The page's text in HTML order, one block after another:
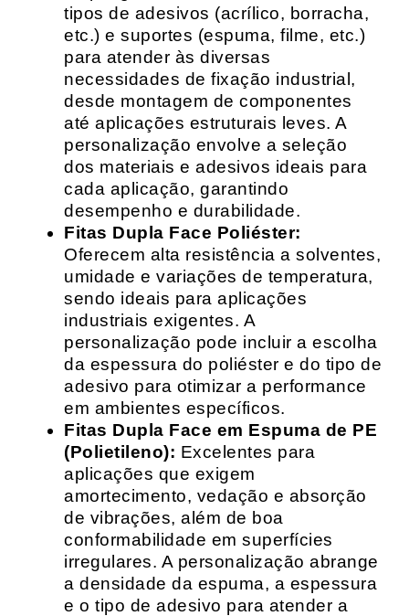
tipos de adesivos (acrílico, borracha,
etc.) e suportes (espuma, filme, etc.)
para atender às diversas
necessidades de fixação industrial,
desde montagem de componentes
até aplicações estruturais leves. A
personalização envolve a seleção
dos materiais e adesivos ideais para
cada aplicação, garantindo
desempenho e durabilidade.
Fitas Dupla Face Poliéster:
Oferecem alta resistência a solventes,
umidade e variações de temperatura,
sendo ideais para aplicações
industriais exigentes. A
personalização pode incluir a escolha
da espessura do poliéster e do tipo de
adesivo para otimizar a performance
em ambientes específicos.
Fitas Dupla Face em Espuma de PE
(Polietileno): Excelentes para
aplicações que exigem
amortecimento, vedação e absorção
de vibrações, além de boa
conformabilidade em superfícies
irregulares. A personalização abrange
a densidade da espuma, a espessura
e o tipo de adesivo para atender a